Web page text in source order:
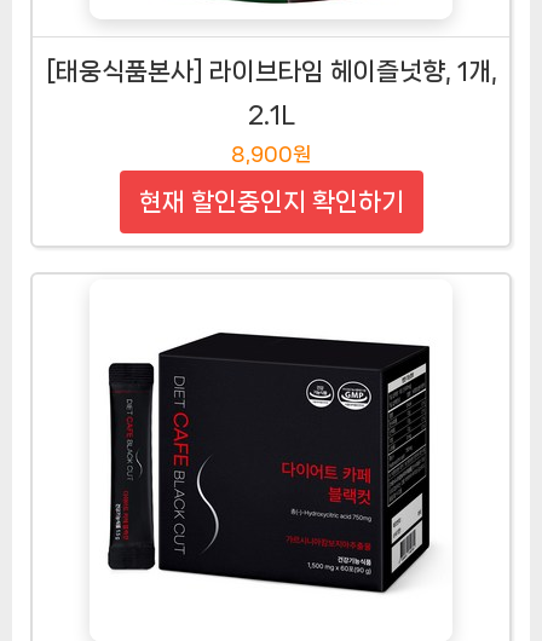
[태웅식품본사] 라이브타임 헤이즐넛향, 1개,
2.1L
8,900원
현재 할인중인지 확인하기